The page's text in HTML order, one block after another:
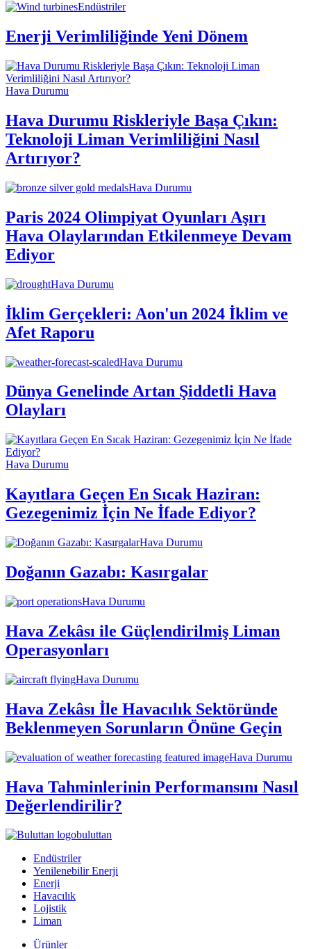
Endüstriler
Enerji Verimliliğinde Yeni Dönem
Hava Durumu
Hava Durumu Riskleriyle Başa Çıkın:
Teknoloji Liman Verimliliğini Nasıl
Artırıyor?
Hava Durumu
Paris 2024 Olimpiyat Oyunları Aşırı
Hava Olaylarından Etkilenmeye Devam
Ediyor
Hava Durumu
İklim Gerçekleri: Aon'un 2024 İklim ve
Afet Raporu
Hava Durumu
Dünya Genelinde Artan Şiddetli Hava
Olayları
Hava Durumu
Kayıtlara Geçen En Sıcak Haziran:
Gezegenimiz İçin Ne İfade Ediyor?
Hava Durumu
Doğanın Gazabı: Kasırgalar
Hava Durumu
Hava Zekâsı ile Güçlendirilmiş Liman
Operasyonları
Hava Durumu
Hava Zekâsı İle Havacılık Sektöründe
Beklenmeyen Sorunların Önüne Geçin
Hava Durumu
Hava Tahminlerinin Performansını Nasıl
Değerlendirilir?
buluttan
Endüstriler
Yenilenebilir Enerji
Enerji
Havacılık
Lojistik
Liman
Ürünler